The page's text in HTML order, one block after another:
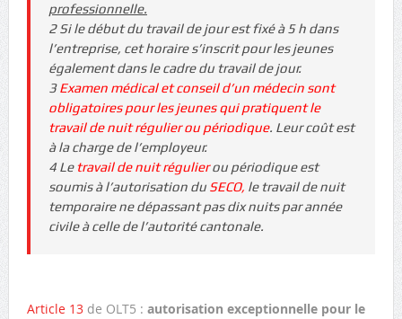
professionnelle.
2 Si le début du travail de jour est fixé à 5 h dans
l’entreprise, cet horaire s’inscrit pour les jeunes
également dans le cadre du travail de jour.
3Examen médical et conseil d’un médecin sont
obligatoires pour les jeunes qui pratiquent le
travail de nuit régulier ou périodique. Leur coût est
à la charge de l’employeur.
4 Letravail de nuit régulierou périodique est
soumis à l’autorisation du SECO, le travail de nuit
temporaire ne dépassant pas dix nuits par année
civile à celle de l’autorité cantonale.
Article 13de OLT5 : autorisation exceptionnelle pour le